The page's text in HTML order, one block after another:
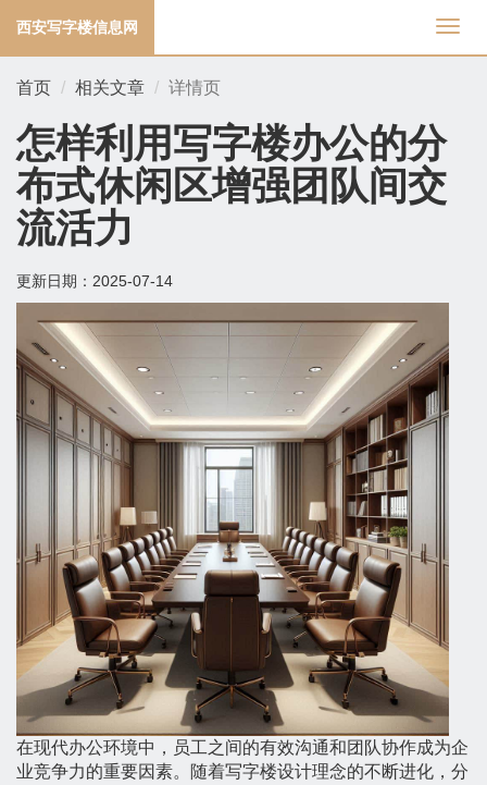
切
换
西安写字楼信息网
首页 相关文章 详情页
怎样利用写字楼办公的分
布式休闲区增强团队间交
流活力
更新日期： 2025-07-14
在现代办公环境中，员工之间的有效沟通和团队协作成为企
业竞争力的重要因素。随着写字楼设计理念的不断进化，分